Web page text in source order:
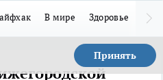
В мире Здоровье
Принять